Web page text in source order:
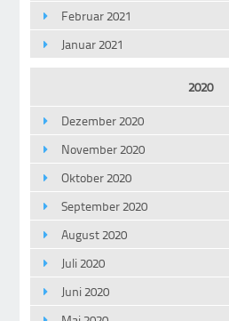
Februar 2021
Januar 2021
2020
Dezember 2020
November 2020
Oktober 2020
September 2020
August 2020
Juli 2020
Juni 2020